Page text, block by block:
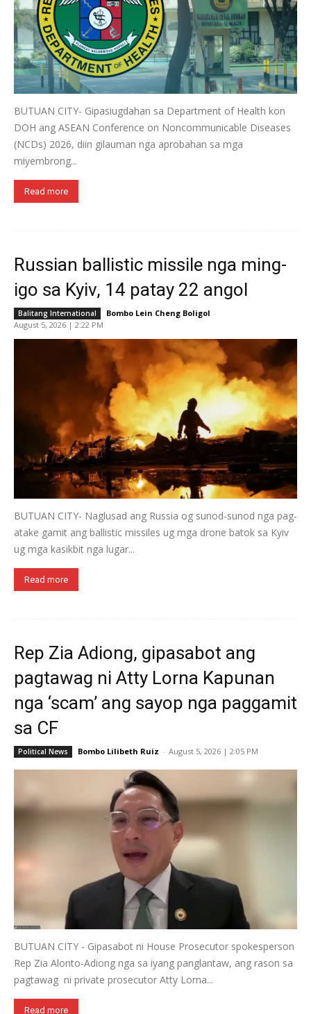
BUTUAN CITY- Gipasiugdahan sa Department of Health kon
DOH ang ASEAN Conference on Noncommunicable Diseases
(NCDs) 2026, diin gilauman nga aprobahan sa mga
miyembrong...
Read more
Russian ballistic missile nga ming-
igo sa Kyiv, 14 patay 22 angol
Balitang International Bombo Lein Cheng Boligol -
August 5, 2026 | 2:22 PM
BUTUAN CITY- Naglusad ang Russia og sunod-sunod nga pag-
atake gamit ang ballistic missiles ug mga drone batok sa Kyiv
ug mga kasikbit nga lugar...
Read more
Rep Zia Adiong, gipasabot ang
pagtawag ni Atty Lorna Kapunan
nga ‘scam’ ang sayop nga paggamit
sa CF
Political News Bombo Lilibeth Ruiz - August 5, 2026 | 2:05 PM
BUTUAN CITY - Gipasabot ni House Prosecutor spokesperson
Rep Zia Alonto-Adiong nga sa iyang panglantaw, ang rason sa
pagtawag ni private prosecutor Atty Lorna...
Read more